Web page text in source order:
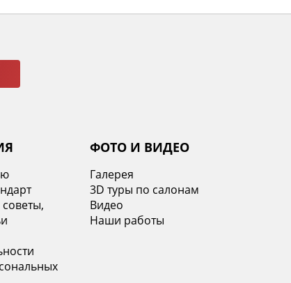
ФОТО И ВИДЕО
Галерея
3D туры по салонам
Видео
Наши работы